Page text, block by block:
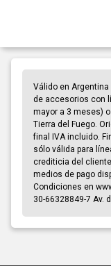
Válido en
de accesorios con
mayor a 3 meses)
Tierra del Fuego.
final IVA incluido.
sólo válida para
crediticia del
medios de pago
Condiciones en
30-66328849-7 Av.